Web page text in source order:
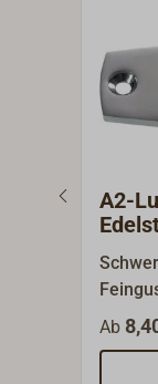
A2-
Ab